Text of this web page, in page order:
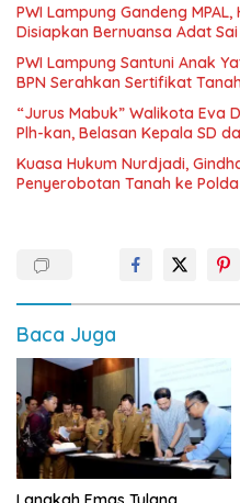
PWI Lampung Gandeng
Disiapkan Bernuansa Adat
PWI Lampung Santuni Anak
BPN Serahkan Sertifikat
“Jurus Mabuk” Walikota Eva
Plh-kan, Belasan Kepala SD
Kuasa Hukum Nurdjadi,
Penyerobotan Tanah ke
Baca Juga